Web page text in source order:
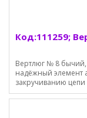
Код:111259;
Вертлюг № 8
надёжный элемент
закручиванию